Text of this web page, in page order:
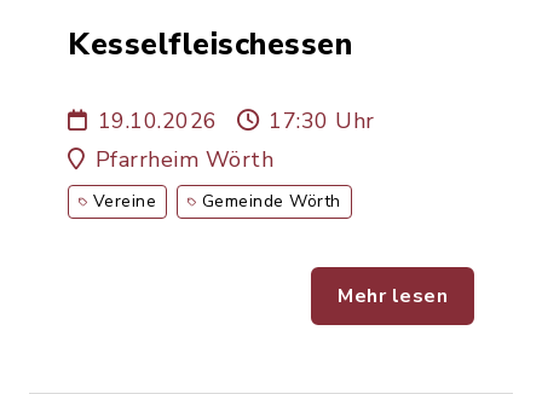
Kesselfleischessen
19.10.2026
17:30 Uhr
Pfarrheim Wörth
Vereine Gemeinde Wörth
Mehr lesen